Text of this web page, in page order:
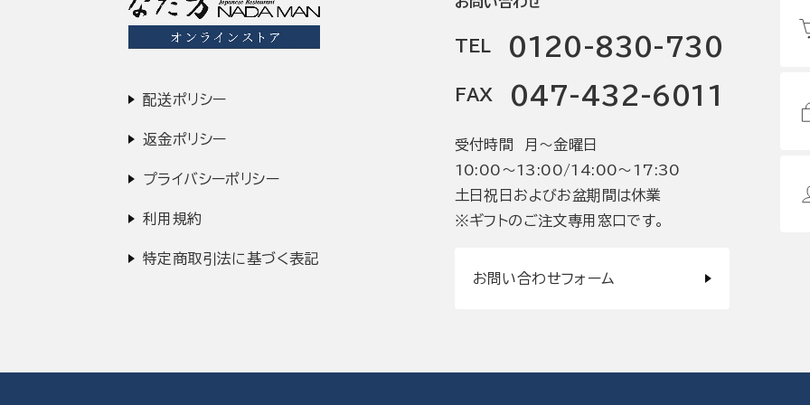
配送ポリシー
返金ポリシー
プライバシーポリシー
利用規約
特定商取引法に基づく表記
TEL 0120-830-730
FAX 047-432-6011
受付時間 月〜金曜日
10:00〜13:00/14:00〜17:30
土日祝日およびお盆期間は休業
※ギフトのご注文専用窓口です。
お問い合わせフォーム